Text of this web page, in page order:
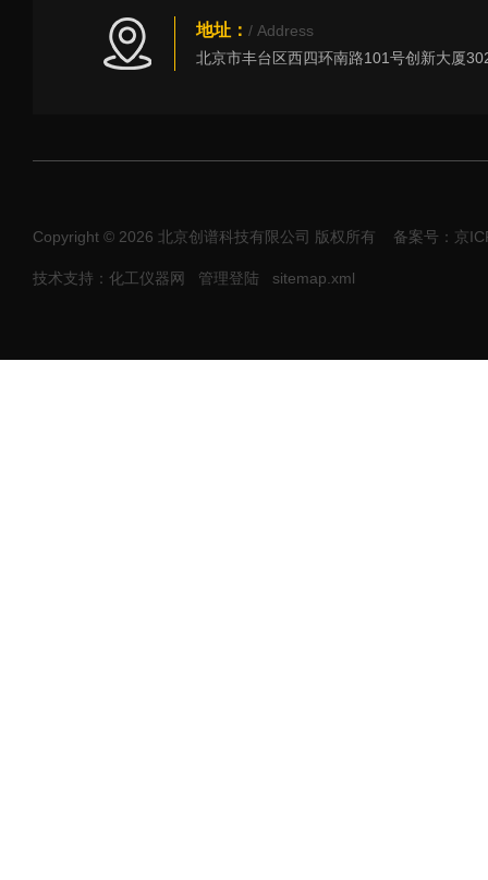
地址： / Address
Copyright © 2026 北京创谱科技有限公司 版权所有 备案号：京
技术支持：化工仪器网 管理登陆 sitemap.xml